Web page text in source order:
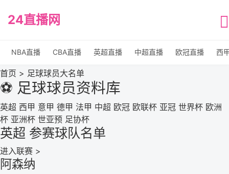
24直播网
NBA直播 CBA直播 英超直播 中超直播 欧冠直播 西
首页 > 足球球员大名单
⚽ 足球球员资料库
英超 西甲 意甲 德甲 法甲 中超 欧冠 欧联杯 亚冠 世界杯 欧洲
杯 亚洲杯 世亚预 足协杯
英超 参赛球队名单
进入联赛 >
阿森纳